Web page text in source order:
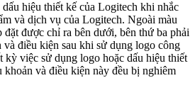
hiệu thiết kế của Logitech khi nhắc
và dịch vụ của Logitech. Ngoài màu
đặt được chỉ ra bên dưới, bên thứ ba phải
điều kiện sau khi sử dụng logo công
kỳ việc sử dụng logo hoặc dấu hiệu thiết
khoản và điều kiện này đều bị nghiêm